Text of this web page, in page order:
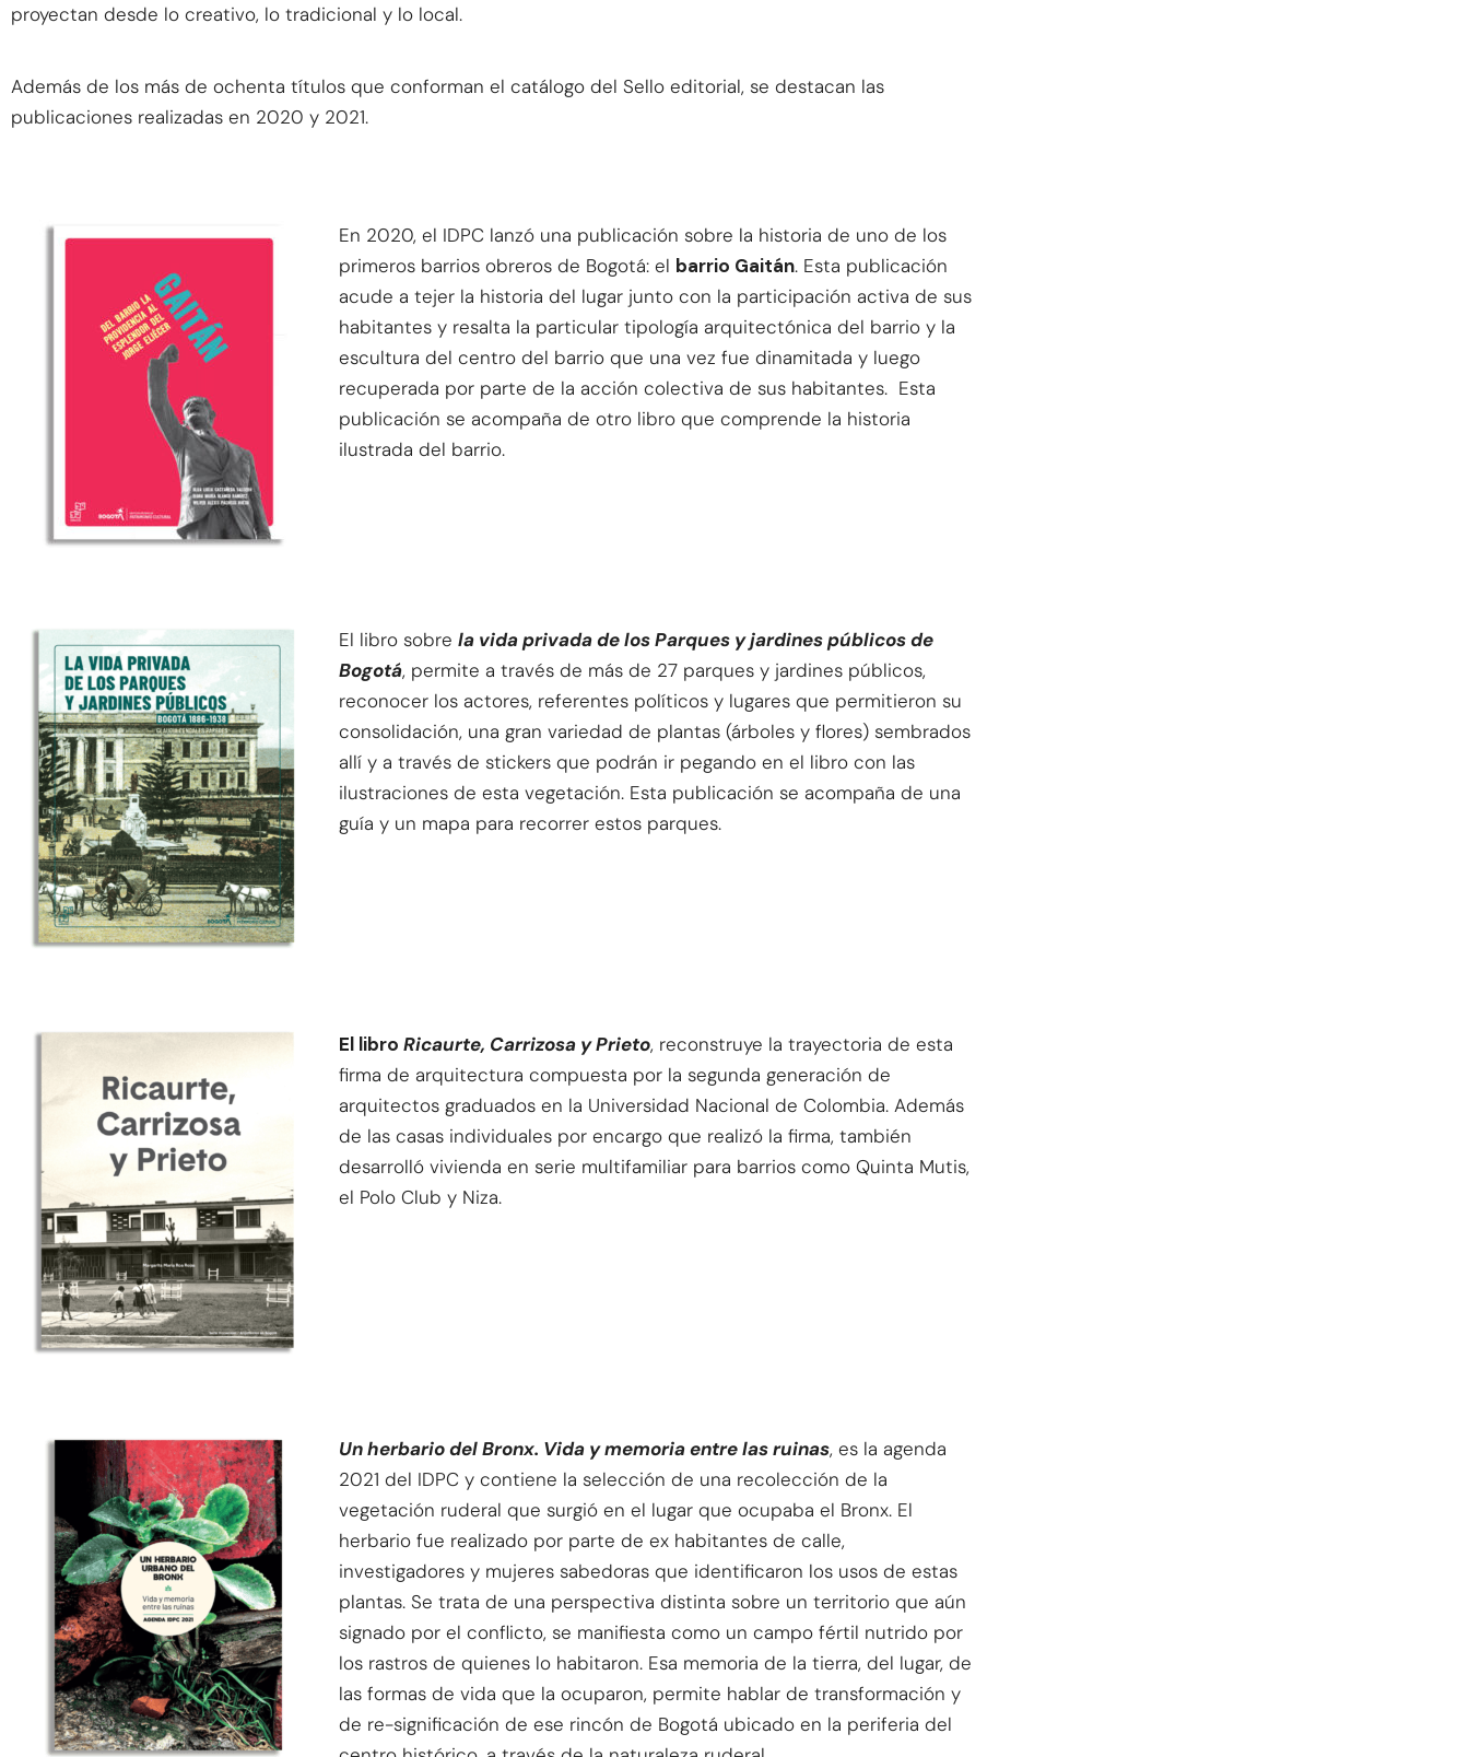
proyectan desde lo creativo, lo tradicional y lo local.
Además de los más de ochenta títulos que conforman el catálogo del Sello editorial, se destacan las
publicaciones realizadas en 2020 y 2021.
En 2020, el IDPC lanzó una publicación sobre la historia de uno de los
primeros barrios obreros de Bogotá: el barrio Gaitán. Esta publicación
acude a tejer la historia del lugar junto con la participación activa de sus
habitantes y resalta la particular tipología arquitectónica del barrio y la
escultura del centro del barrio que una vez fue dinamitada y luego
recuperada por parte de la acción colectiva de sus habitantes. Esta
publicación se acompaña de otro libro que comprende la historia
ilustrada del barrio.
El libro sobre la vida privada de los Parques y jardines públicos de
Bogotá, permite a través de más de 27 parques y jardines públicos,
reconocer los actores, referentes políticos y lugares que permitieron su
consolidación, una gran variedad de plantas (árboles y flores) sembrados
allí y a través de stickers que podrán ir pegando en el libro con las
ilustraciones de esta vegetación. Esta publicación se acompaña de una
guía y un mapa para recorrer estos parques.
El libro Ricaurte, Carrizosa y Prieto, reconstruye la trayectoria de esta
firma de arquitectura compuesta por la segunda generación de
arquitectos graduados en la Universidad Nacional de Colombia. Además
de las casas individuales por encargo que realizó la firma, también
desarrolló vivienda en serie multifamiliar para barrios como Quinta Mutis,
el Polo Club y Niza.
Un herbario del Bronx. Vida y memoria entre las ruinas, es la agenda
2021 del IDPC y contiene la selección de una recolección de la
vegetación ruderal que surgió en el lugar que ocupaba el Bronx. El
herbario fue realizado por parte de ex habitantes de calle,
investigadores y mujeres sabedoras que identificaron los usos de estas
plantas. Se trata de una perspectiva distinta sobre un territorio que aún
signado por el conflicto, se manifiesta como un campo fértil nutrido por
los rastros de quienes lo habitaron. Esa memoria de la tierra, del lugar, de
las formas de vida que la ocuparon, permite hablar de transformación y
de re-significación de ese rincón de Bogotá ubicado en la periferia del